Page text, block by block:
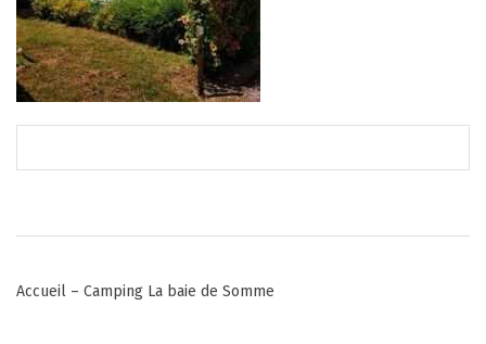
Post
Accueil – Camping La baie de Somme